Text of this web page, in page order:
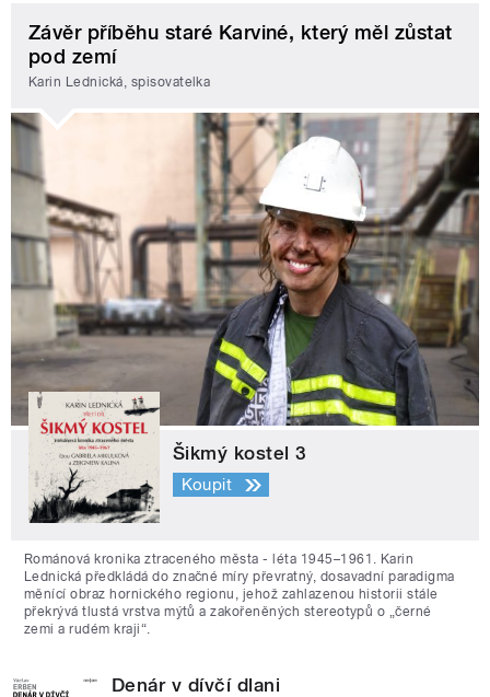
Závěr příběhu staré Karviné, který měl zůstat
pod zemí
Karin Lednická, spisovatelka
Šikmý kostel 3
Koupit
Románová kronika ztraceného města - léta 1945–1961. Karin
Lednická předkládá do značné míry převratný, dosavadní paradigma
měnící obraz hornického regionu, jehož zahlazenou historii stále
překrývá tlustá vrstva mýtů a zakořeněných stereotypů o „černé
zemi a rudém kraji“.
Denár v dívčí dlani